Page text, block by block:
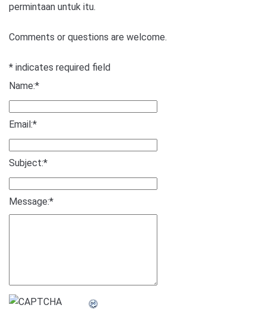
permintaan untuk itu.
Comments or questions are welcome.
* indicates required field
Name:*
Email:*
Subject:*
Message:*